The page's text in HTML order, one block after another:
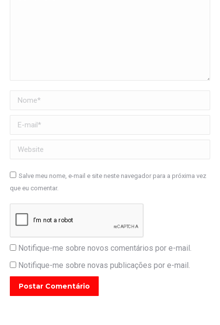
Nome *
E-mail *
Website
Salve meu nome, e-mail e site neste navegador para a próxima vez
que eu comentar.
Notifique-me sobre novos comentários por e-mail.
Notifique-me sobre novas publicações por e-mail.
Postar Comentário